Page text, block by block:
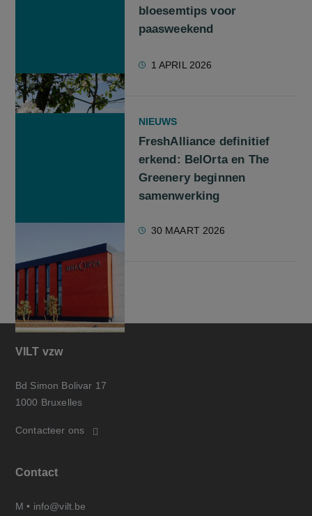
bloesemtips voor
paasweekend
1 APRIL 2026
NIEUWS
FreshAlliance definitief
erkend: BelOrta en The
Greenery beginnen
samenwerking
30 MAART 2026
VILT vzw
Bd Simon Bolivar 17
1000 Bruxelles
Contacteer ons
Contact
M • info@vilt.be